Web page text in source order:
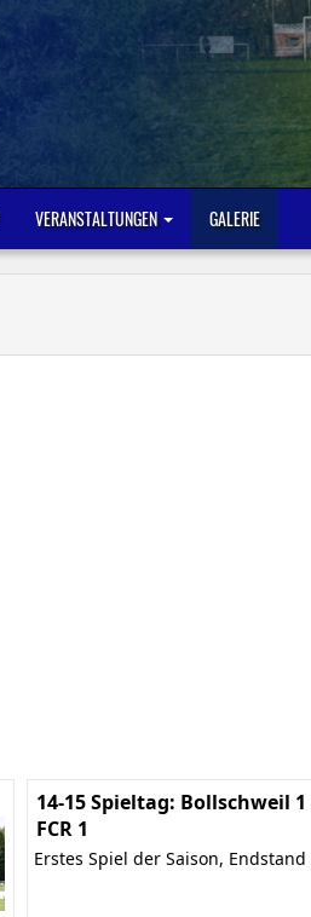
VERANSTALTUNGEN GALERIE
14-15 Spieltag: Bollschweil 1
FCR 1
Erstes Spiel der Saison, Endstand